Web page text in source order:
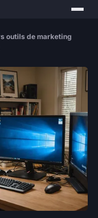
outils de marketing